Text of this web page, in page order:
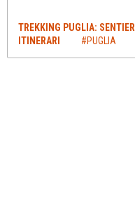
TREKKING PUGLIA:
ITINERARI
#PUGLIA